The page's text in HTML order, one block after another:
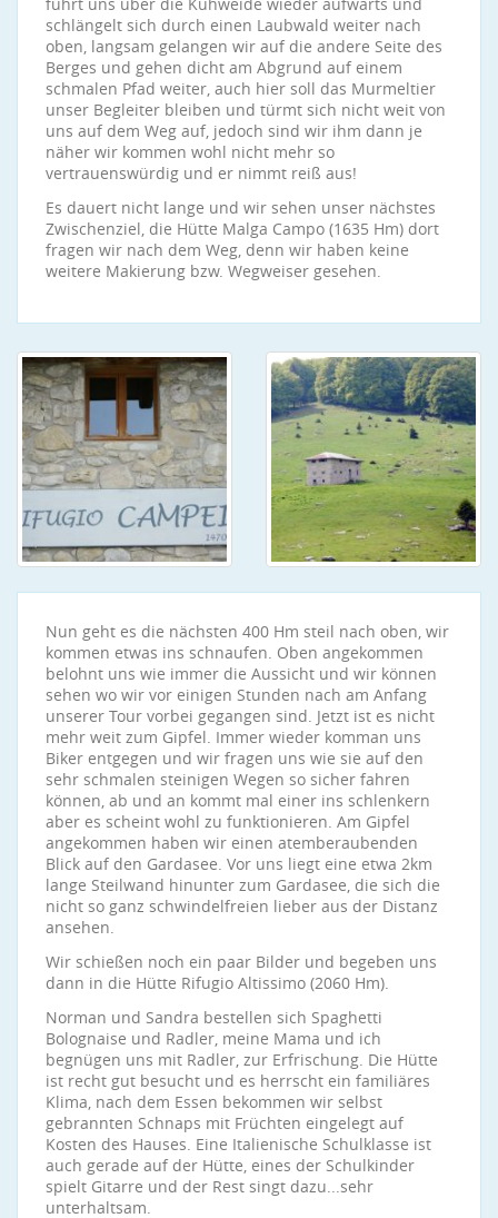
schlängelt sich durch einen Laubwald weiter nach
oben, langsam gelangen wir auf die andere Seite des
Berges und gehen dicht am Abgrund auf einem
schmalen Pfad weiter, auch hier soll das Murmeltier
unser Begleiter bleiben und türmt sich nicht weit von
uns auf dem Weg auf, jedoch sind wir ihm dann je
näher wir kommen wohl nicht mehr so
vertrauenswürdig und er nimmt reiß aus!
Es dauert nicht lange und wir sehen unser nächstes
Zwischenziel, die Hütte Malga Campo (1635 Hm) dort
fragen wir nach dem Weg, denn wir haben keine
weitere Makierung bzw. Wegweiser gesehen.
Nun geht es die nächsten 400 Hm steil nach oben, wir
kommen etwas ins schnaufen. Oben angekommen
belohnt uns wie immer die Aussicht und wir können
sehen wo wir vor einigen Stunden nach am Anfang
unserer Tour vorbei gegangen sind. Jetzt ist es nicht
mehr weit zum Gipfel. Immer wieder komman uns
Biker entgegen und wir fragen uns wie sie auf den
sehr schmalen steinigen Wegen so sicher fahren
können, ab und an kommt mal einer ins schlenkern
aber es scheint wohl zu funktionieren. Am Gipfel
angekommen haben wir einen atemberaubenden
Blick auf den Gardasee. Vor uns liegt eine etwa 2km
lange Steilwand hinunter zum Gardasee, die sich die
nicht so ganz schwindelfreien lieber aus der Distanz
ansehen.
Wir schießen noch ein paar Bilder und begeben uns
dann in die Hütte Rifugio Altissimo (2060 Hm).
Norman und Sandra bestellen sich Spaghetti
Bolognaise und Radler, meine Mama und ich
begnügen uns mit Radler, zur Erfrischung. Die Hütte
ist recht gut besucht und es herrscht ein familiäres
Klima, nach dem Essen bekommen wir selbst
gebrannten Schnaps mit Früchten eingelegt auf
Kosten des Hauses. Eine Italienische Schulklasse ist
auch gerade auf der Hütte, eines der Schulkinder
spielt Gitarre und der Rest singt dazu...sehr
unterhaltsam.